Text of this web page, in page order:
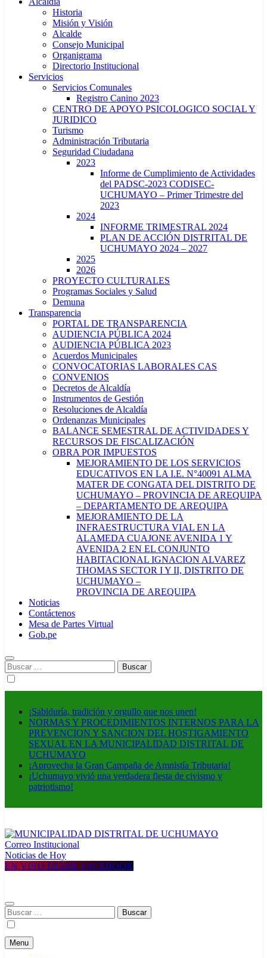
Historia
Misión y Visión
Alcalde
Consejo Municipal
Organigrama
Directorio Institucional
Servicios
Servicios Comunales
Registro Canino 2023
CENTRO DE APOYO PSICOLOGICO SOCIAL Y
JURIDICO
Turismo
Administración Tributaria
Seguridad Ciudadana
2023
Informe de Cumplimiento de Actividades
del PADSC-2023 CODISEC-
UCHUMAYO – Primer Trimestre del
2023
2024
INFORME TRIMESTRAL 2024
PLAN DE ACCIÓN DISTRITAL DE
UCHUMAYO 2024 – 2027
2025
2026
PROYECTO CULTURALES
Programas Sociales y Salud
Demuna
Transparencia
PORTAL DE TRANSPARENCIA
AUDIENCIA PÚBLICA 2024
AUDIENCIA PÚBLICA 2023
Acuerdos Municipales
CONVOCATORIAS LABORALES CAS
CONVENIOS
Decretos de Alcaldía
Instrumentos de Gestión
Resoluciones de Alcaldía
Ordenanzas Municipales
BALANCE SEMESTRAL DE ACTIVIDADES Y
RECURSOS DE FISCALIZACIÓN
OBRA POR IMPUESTOS
MEJORAMIENTO DE LOS SERVICIOS
EDUCATIVOS EN LA I.E. N°40091 ALMA
MATER DE CONGATA DEL DISTRITO DE
UCHUMAYO – PROVINCIA DE AREQUIPA
– DEPARTAMENTO DE AREQUIPA
MEJORAMIENTO DE LA
INFRAESTRUCTURA VIAL EN LA
ALAMEDA CUAJONE AVENIDA 1 Y
AVENIDA 2 EN EL CONJUNTO
HABITACIONAL IGNACION ALVAREZ
THOMAS SECTOR I Y II, DISTRITO DE
UCHUMAYO –
PROVINCIA DE AREQUIPA
Noticias
Contáctenos
Mesa de Partes Virtual
Gob.pe
Buscar:
¡Sabiduría, tradición y orgullo que nos unen!
NORMAS Y PROCEDIMIENTOS INTERNOS PARA LA
PREVENCION Y SANCION DEL HOSTIGAMIENTO
SEXUAL EN LA MUNICIPALIDAD DISTRITAL DE
UCHUMAYO
¡Aprovecha la Gran Campaña de Amnistía Tributaria!
¡Uchumayo vivió una verdadera fiesta de civismo y
patriotismo!
MUNICIPALIDAD DISTRITAL DE UCHUMAYO
Construyendo una nueva Historia
Correo Institucional
Noticias de Hoy
EN VIVO DESDE FACEBOOK
Buscar:
Menu